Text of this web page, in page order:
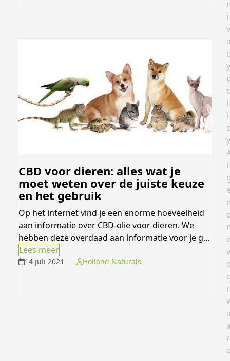
CBD voor dieren: alles wat je
moet weten over de juiste keuze
en het gebruik
Op het internet vind je een enorme hoeveelheid
aan informatie over CBD-olie voor dieren. We
hebben deze overdaad aan informatie voor je g...
Lees meer
14 juli 2021 Holland Naturals
r
i
v
c
y
l
i
c
y
l
v
r
r